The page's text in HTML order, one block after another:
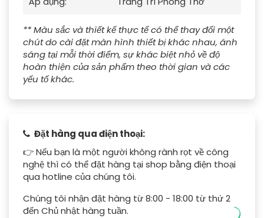
** Màu sắc và thiết kế thực tế có thể thay đổi một
chút do cài đặt màn hình thiết bị khác nhau, ánh
sáng tại mỗi thời điểm, sự khác biệt nhỏ về độ
hoàn thiện của sản phẩm theo thời gian và các
yếu tố khác.
Đặt hàng qua điện thoại:
👉 Nếu bạn là một người không rành rọt về công
nghệ thì có thể đặt hàng tại shop bằng điện thoại
qua hotline của chúng tôi.
Chúng tôi nhận đặt hàng từ 8:00 - 18:00 từ thứ 2
đến Chủ nhật hàng tuần.